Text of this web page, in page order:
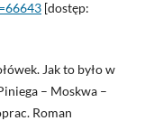
[dostęp:
Jak to było w
– Moskwa –
Roman